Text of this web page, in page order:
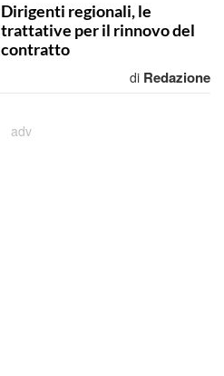
Dirigenti regionali, le
trattative per il rinnovo del
contratto
di Redazione